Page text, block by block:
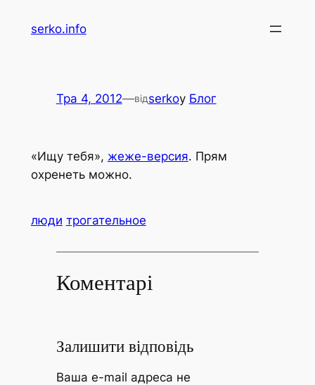
serko.info
Тра 4, 2012—відserkoу Блог
«Ищу тебя», жеже-версия. Прям
охренеть можно.
люди трогательное
Коментарі
Залишити відповідь
Ваша e-mail адреса не